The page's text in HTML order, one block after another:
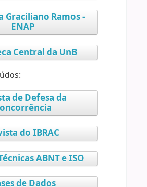
Graciliano Ramos -
ENAP
Central da UnB
de Defesa da
do IBRAC
ABNT e ISO
de Dados